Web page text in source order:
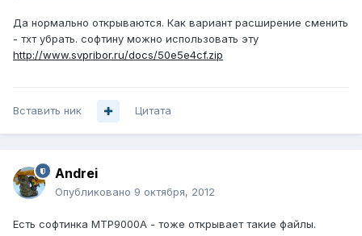
Да нормально открываются. Как вариант расширение сменить
- тхт убрать. софтину можно использовать эту
http://www.svpribor.ru/docs/50e5e4cf.zip
Вставить ник Цитата
Andrei
Опубликовано 9 октября, 2012
Есть софтинка MTP9000A - тоже открывает такие файлы.